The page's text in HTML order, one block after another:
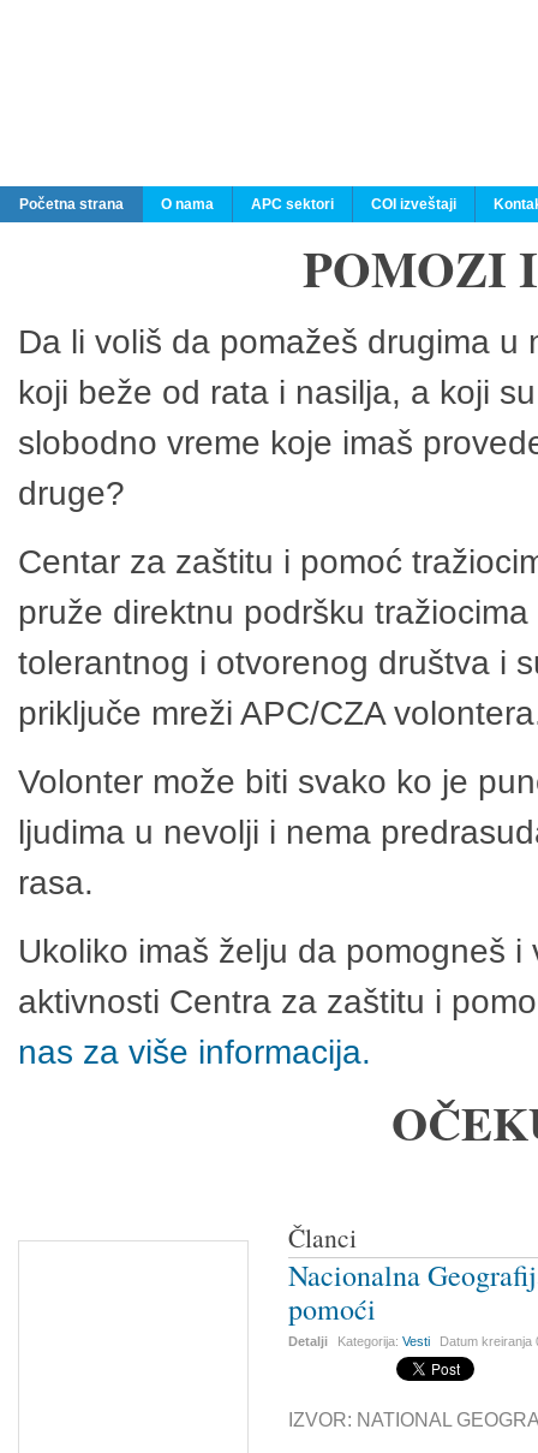
Početna strana O nama APC sektori COI izveštaji
POMOZI
Da li voliš da pomažeš drugima
koji beže od rata i nasilja, a koji
slobodno vreme koje imaš
druge?
Centar za zaštitu i pomoć
pruže direktnu podršku
tolerantnog i otvorenog društva i
priključe mreži APC/CZA
Volonter može biti svako ko je
ljudima u nevolji i nema
rasa.
Ukoliko imaš želju da pomogneš
aktivnosti Centra za zaštitu i
nas za više informacija.
Članci
Nacionalna
pomoći
Detalji Kategorija:Vesti Datum kreiranja
IZVOR: NATIONAL